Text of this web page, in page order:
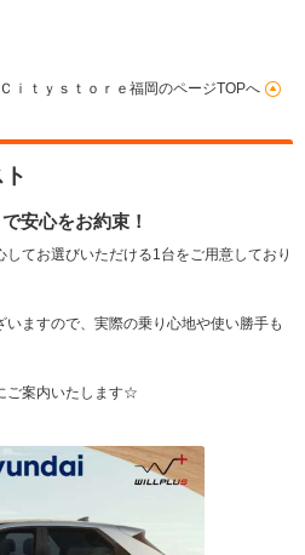
ｉｔｙｓｔｏｒｅ福岡のページTOPへ
安心をお約束！
てお選びいただける1台をご用意しており
ますので、実際の乗り心地や使い勝手も
ご案内いたします☆